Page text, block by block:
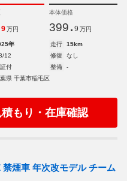
9 万円
本体価格
399. 9 万円
年 走行
15km
12 修復
なし
付 整備
-
県 千葉市稲毛区
積もり・在庫確認
煙車 年次改モデル チーム